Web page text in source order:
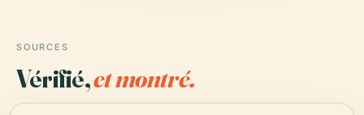
SOURCES
Vérifié,et montré.